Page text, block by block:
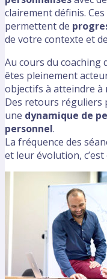
clairement définis.
permettent de
de votre contexte et
Au cours du coaching
êtes pleinement
objectifs à atteindre à
Des retours réguliers
une dynamique de
personnel.
La fréquence des
et leur évolution,